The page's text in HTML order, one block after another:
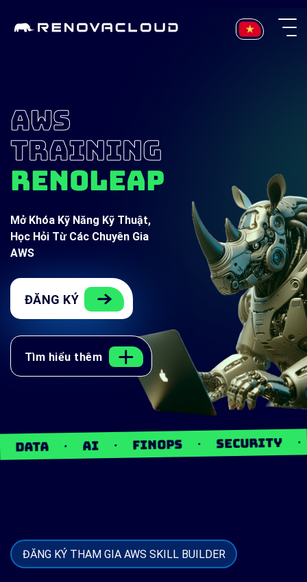
AWS
TRAINING
RENOLEAP
Mở Khóa Kỹ Năng Kỹ Thuật,
Học Hỏi Từ Các Chuyên Gia
AWS
ĐĂNG KÝ
Tìm hiểu thêm
. AI . FINOPS . SECURITY .
ĐĂNG KÝ THAM GIA AWS SKILL BUILDER